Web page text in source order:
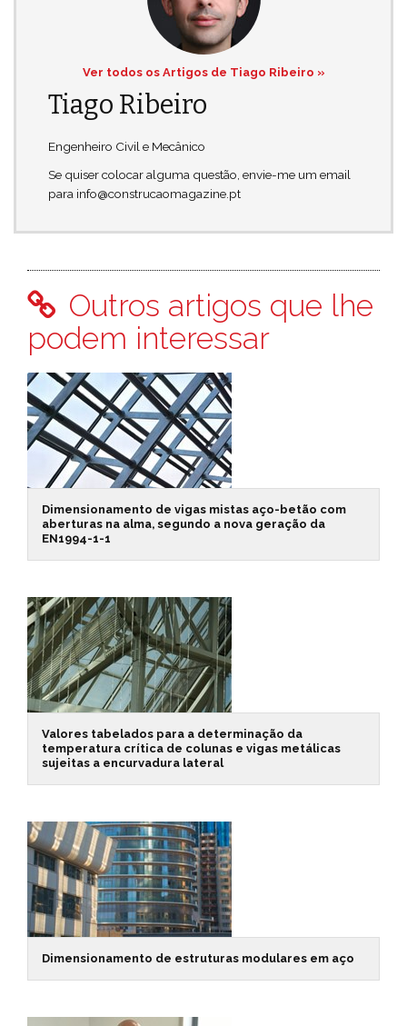
Ver todos os Artigos de Tiago Ribeiro »
Tiago Ribeiro
Engenheiro Civil e Mecânico
Se quiser colocar alguma questão, envie-me um email
para info@construcaomagazine.pt
Outros artigos que lhe
podem interessar
Dimensionamento de vigas mistas aço-betão com
aberturas na alma, segundo a nova geração da
EN1994-1-1
Valores tabelados para a determinação da
temperatura crítica de colunas e vigas metálicas
sujeitas a encurvadura lateral
Dimensionamento de estruturas modulares em aço